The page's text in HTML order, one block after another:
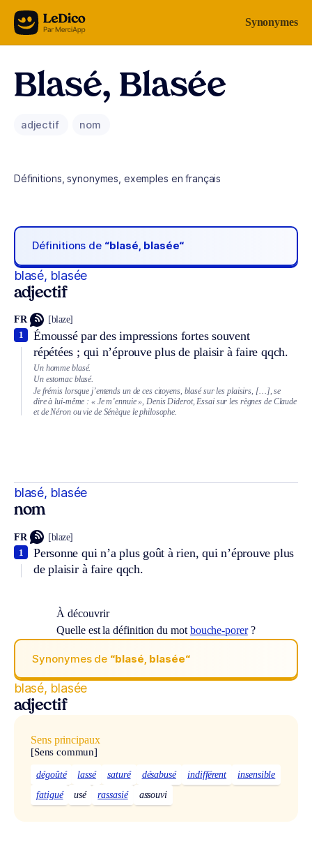
Aller au contenu Synonymes
Blasé, Blasée
adjectif nom
Définitions, synonymes, exemples en français
Définitions de “blasé, blasée“
blasé, blasée
adjectif
FR [blaze]
Émoussé par des impressions fortes souvent
répétées ; qui n’éprouve plus de plaisir à faire qqch.
1
Un homme blasé.
Un estomac blasé.
Je frémis lorsque j’entends un de ces citoyens, blasé sur les plaisirs, […], se
dire à lui-même : « Je m’ennuie », Denis Diderot, Essai sur les règnes de Claude
et de Néron ou vie de Sénèque le philosophe.
blasé, blasée
nom
FR [blaze]
Personne qui n’a plus goût à rien, qui n’éprouve plus
de plaisir à faire qqch.
1
À découvrir
Quelle est la définition du mot bouche-porer?
Synonymes de “blasé, blasée“
blasé, blasée
adjectif
Sens principaux
[Sens commun]
dégoûté lassé saturé désabusé indifférent
insensible
fatigué
usé rassasié assouvi